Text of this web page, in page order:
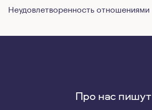
Неудовлетворенность отношениями
Про нас пишут